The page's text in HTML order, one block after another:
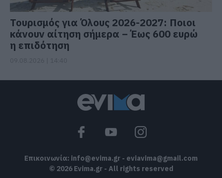
Τουρισμός για Όλους 2026-2027: Ποιοι
κάνουν αίτηση σήμερα – Έως 600 ευρώ
η επιδότηση
Επικοινωνία: info@evima.gr - eviavima@gmail.com
© 2026 Evima.gr - All rights reserved